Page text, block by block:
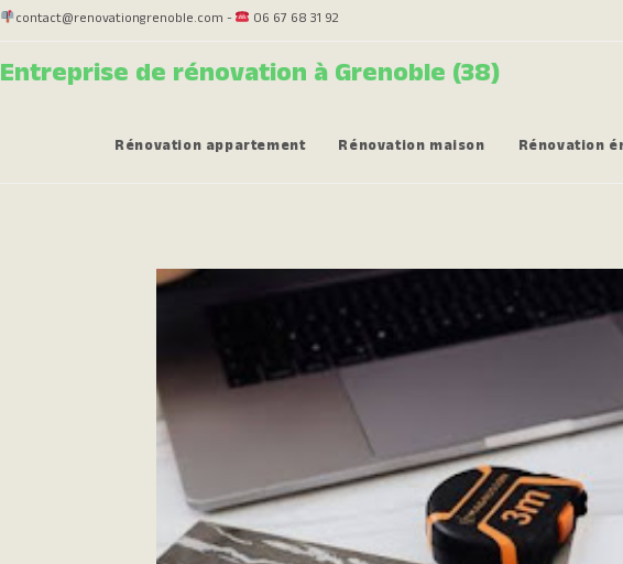
contact@renovationgrenoble.com - 06 67 68 31 92
Entreprise de rénovation à Grenoble (38)
Rénovation appartement Rénovation maison Rénovation